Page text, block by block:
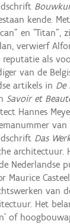
kende.
en "Titan",
verwierf
als
van de
artikels in De
Savoir et
Hannes
van
Das
architectuur.
Nederlandse
Maurice
van
Het
of